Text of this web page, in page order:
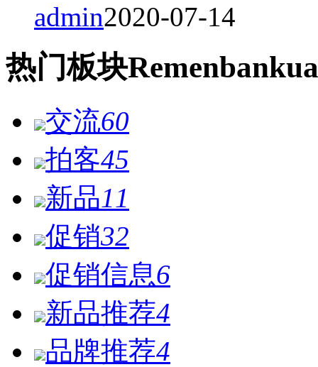
admin2020-07-14
热门板块Remen
交流60
拍客45
新品11
促销32
促销信息6
新品推荐4
品牌推荐4